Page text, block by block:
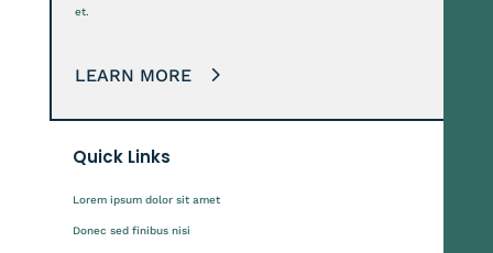
et.
LEARN MORE
Quick Links
Lorem ipsum dolor sit amet
Donec sed finibus nisi